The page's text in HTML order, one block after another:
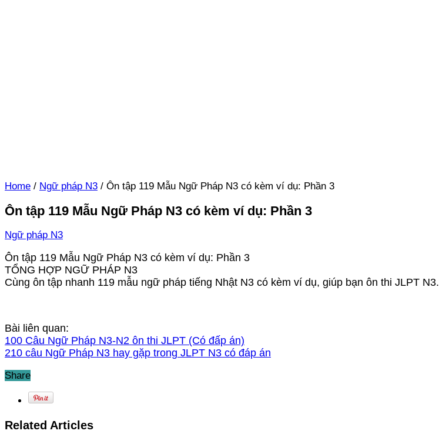
Home / Ngữ pháp N3 / Ôn tập 119 Mẫu Ngữ Pháp N3 có kèm ví dụ: Phần 3
Ôn tập 119 Mẫu Ngữ Pháp N3 có kèm ví dụ: Phần 3
Ngữ pháp N3
Ôn tập 119 Mẫu Ngữ Pháp N3 có kèm ví dụ: Phần 3
TỔNG HỢP NGỮ PHÁP N3
Cùng ôn tập nhanh 119 mẫu ngữ pháp tiếng Nhật N3 có kèm ví dụ, giúp bạn ôn thi JLPT N3.
Bài liên quan:
100 Câu Ngữ Pháp N3-N2 ôn thi JLPT (Có đấp án)
210 câu Ngữ Pháp N3 hay gặp trong JLPT N3 có đáp án
Share
Related Articles